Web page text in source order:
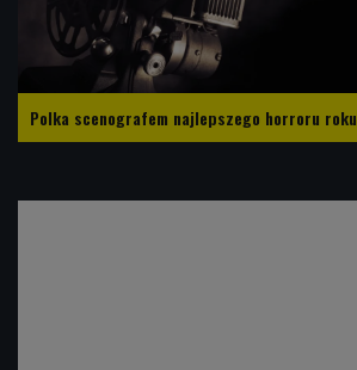
Polka scenografem najlepszego horroru roku